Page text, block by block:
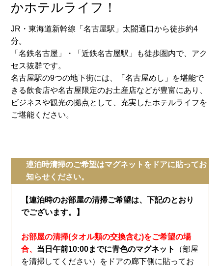
かホテルライフ！
JR・東海道新幹線「名古屋駅」太閤通口から徒歩約4
分。
「名鉄名古屋」・「近鉄名古屋駅」も徒歩圏内で、アク
セス抜群です。
名古屋駅の9つの地下街には、「名古屋めし」を堪能で
きる飲食店や名古屋限定のお土産店などが豊富にあり、
ビジネスや観光の拠点として、充実したホテルライフを
ご堪能ください。
連泊時清掃のご希望はマグネットをドアに貼ってお
知らせください。
【連泊時のお部屋の清掃ご希望は、下記のとおり
でございます。】
お部屋の清掃(タオル類の交換含む)をご希望の場
合、 当日午前10:00までに青色のマグネット
（部屋
を清掃してください）をドアの廊下側に貼ってお